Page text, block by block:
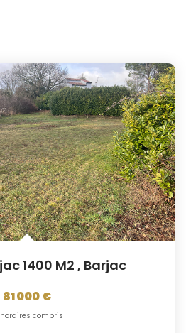
1400 M2 , Barjac
81 000 €
compris